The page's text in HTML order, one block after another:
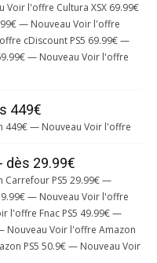
Voir l'offre Cultura XSX 69.99€
— Nouveau Voir l'offre
cDiscount PS5 69.99€ —
— Nouveau Voir l'offre
449€
449€ — Nouveau Voir l'offre
dès 29.99€
Carrefour PS5 29.99€ —
— Nouveau Voir l'offre
l'offre Fnac PS5 49.99€ —
Nouveau Voir l'offre Amazon
PS5 50.9€ — Nouveau Voir